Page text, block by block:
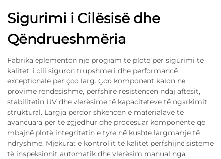
Sigurimi i Cilësisë dhe
Qëndrueshmëria
Fabrika eplementon një program të plotë për sigurimi të
kalitet, i cili siguron trupshmeri dhe performancë
exceptionale për çdo larg. Çdo komponent kalon në
provime rëndesishme, përfshirë resistencën ndaj aftesit,
stabilitetin UV dhe vlerësime të kapaciteteve të ngarkimit
struktural. Largja përdor shkencën e materialave të
avancuara për të zgjedhur dhe procesuar komponente që
mbajnë plotë integritetin e tyre në kushte largmarrje të
ndryshme. Mjekurat e kontrollit të kalitet përfshijnë sisteme
të inspeksionit automatik dhe vlerësim manual nga